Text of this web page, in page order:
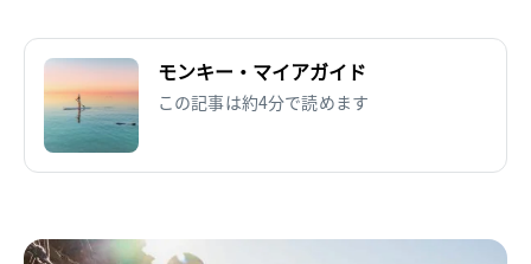
モンキー・マイアガイド
この記事は約4分で読めます